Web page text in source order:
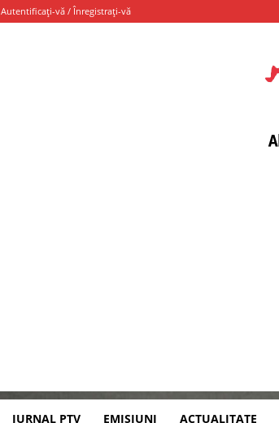
Autentificați-vă / Înregistrați-vă
JURNAL PTV EMISIUNI ACTUALITATE